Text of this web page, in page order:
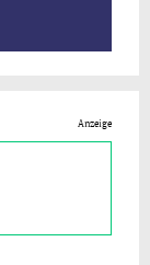
Anzeige